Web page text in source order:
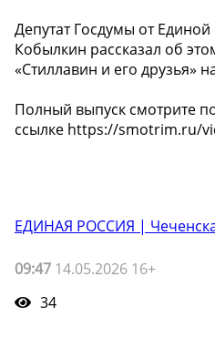
Депутат Госдумы от
Кобылкин рассказал об
«Стиллавин и его друзья»
Полный выпуск смотрите
ссылке https://smotrim.ru/
ЕДИНАЯ РОССИЯ |
09:47 14.05.2026 16+
34